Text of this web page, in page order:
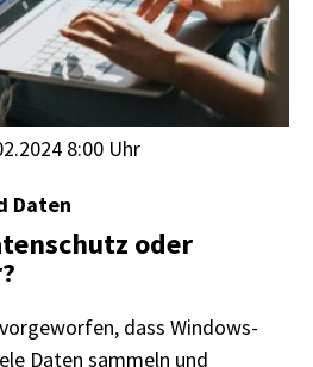
8:00 Uhr
Daten
oder
dass Windows-
Daten sammeln und